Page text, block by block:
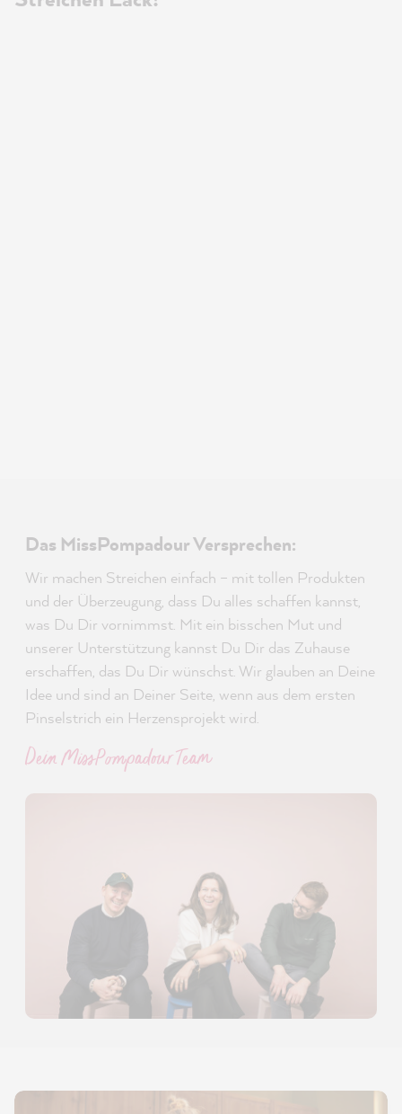
Das MissPompadour Versprechen:
Wir machen Streichen einfach – mit tollen Produkten
und der Überzeugung, dass Du alles schaffen kannst,
was Du Dir vornimmst. Mit ein bisschen Mut und
unserer Unterstützung kannst Du Dir das Zuhause
erschaffen, das Du Dir wünschst. Wir glauben an Deine
Idee und sind an Deiner Seite, wenn aus dem ersten
Pinselstrich ein Herzensprojekt wird.
Dein MissPompadour Team